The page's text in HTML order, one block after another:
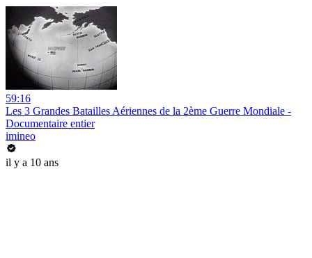
59:16
Les 3 Grandes Batailles Aériennes de la 2ème Guerre Mondiale -
Documentaire entier
imineo
il y a 10 ans